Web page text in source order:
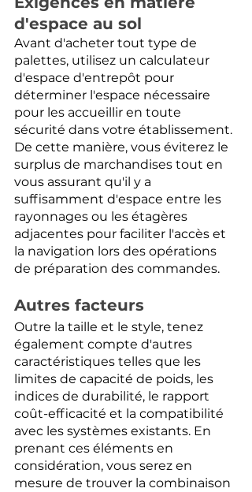
d'espace au sol
Avant d'acheter tout type de
palettes, utilisez un calculateur
d'espace d'entrepôt pour
déterminer l'espace nécessaire
pour les accueillir en toute
sécurité dans votre établissement.
De cette manière, vous éviterez le
surplus de marchandises tout en
vous assurant qu'il y a
suffisamment d'espace entre les
rayonnages ou les étagères
adjacentes pour faciliter l'accès et
la navigation lors des opérations
de préparation des commandes.
Autres facteurs
Outre la taille et le style, tenez
également compte d'autres
caractéristiques telles que les
limites de capacité de poids, les
indices de durabilité, le rapport
coût-efficacité et la compatibilité
avec les systèmes existants. En
prenant ces éléments en
considération, vous serez en
mesure de trouver la combinaison